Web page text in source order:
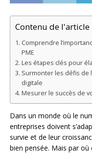
Contenu de l'article
Comprendre
PME
Les étapes clés pour
Surmonter les défis de
digitale
Mesurer le succès de
Dans un monde où le
entreprises doivent
survie et de leur
bien pensée. Mais par